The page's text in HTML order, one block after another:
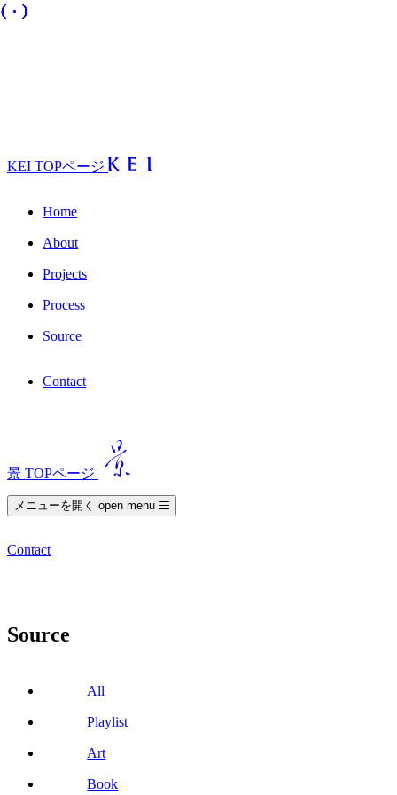
KEI TOPページ
Home
About
Projects
Process
Source
Contact
景 TOPページ
メニューを開く open menu
Contact
Source
All
Playlist
Art
Book